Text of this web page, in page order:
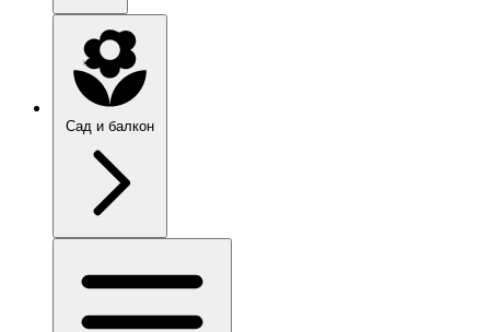
Сад и балкон